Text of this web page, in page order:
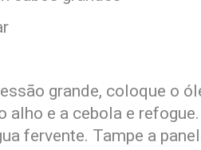
grande, coloque o
alho e a cebola e
fervente. Tampe a